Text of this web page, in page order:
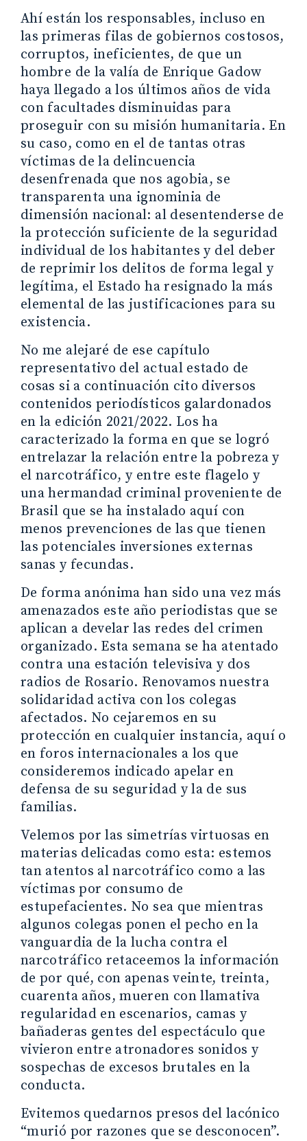
Ahí están los responsables, incluso en
las primeras filas de gobiernos costosos,
corruptos, ineficientes, de que un
hombre de la valía de Enrique Gadow
haya llegado a los últimos años de vida
con facultades disminuidas para
proseguir con su misión humanitaria. En
su caso, como en el de tantas otras
víctimas de la delincuencia
desenfrenada que nos agobia, se
transparenta una ignominia de
dimensión nacional: al desentenderse de
la protección suficiente de la seguridad
individual de los habitantes y del deber
de reprimir los delitos de forma legal y
legítima, el Estado ha resignado la más
elemental de las justificaciones para su
existencia.
No me alejaré de ese capítulo
representativo del actual estado de
cosas si a continuación cito diversos
contenidos periodísticos galardonados
en la edición 2021/2022. Los ha
caracterizado la forma en que se logró
entrelazar la relación entre la pobreza y
el narcotráfico, y entre este flagelo y
una hermandad criminal proveniente de
Brasil que se ha instalado aquí con
menos prevenciones de las que tienen
las potenciales inversiones externas
sanas y fecundas.
De forma anónima han sido una vez más
amenazados este año periodistas que se
aplican a develar las redes del crimen
organizado. Esta semana se ha atentado
contra una estación televisiva y dos
radios de Rosario. Renovamos nuestra
solidaridad activa con los colegas
afectados. No cejaremos en su
protección en cualquier instancia, aquí o
en foros internacionales a los que
consideremos indicado apelar en
defensa de su seguridad y la de sus
familias.
Velemos por las simetrías virtuosas en
materias delicadas como esta: estemos
tan atentos al narcotráfico como a las
víctimas por consumo de
estupefacientes. No sea que mientras
algunos colegas ponen el pecho en la
vanguardia de la lucha contra el
narcotráfico retaceemos la información
de por qué, con apenas veinte, treinta,
cuarenta años, mueren con llamativa
regularidad en escenarios, camas y
bañaderas gentes del espectáculo que
vivieron entre atronadores sonidos y
sospechas de excesos brutales en la
conducta.
Evitemos quedarnos presos del lacónico
“murió por razones que se desconocen”.